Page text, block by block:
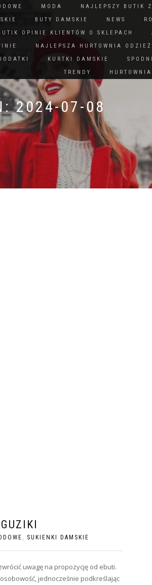
MODA NAJLEPSZY BUTIK
BUTY DAMSKIE NEWS
OPINIE KLIENTÓW O SKLEPACH
NAJLEPSZA HURTOWNIA
KURTKI DAMSKIE
TRENDY
2024-07-08
, SUKIENKI DAMSKIE
uwagę na propozycję od ebuti.
jednocześnie podkreślając